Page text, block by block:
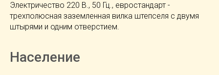
Электричество 220 В., 50 Гц., евростандарт -
трехполюсная заземленная вилка штепселя с двумя
штырями и одним отверстием.
Население